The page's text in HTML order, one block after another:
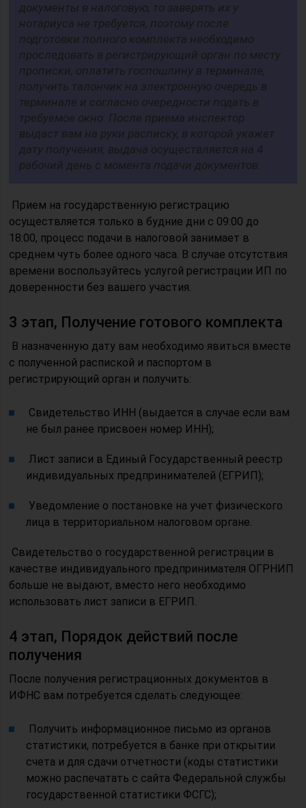
документы в налоговую, то заверять их у
нотариуса не требуется, поэтому после
подготовки полного комплекта необходимо
проследовать в регистрирующий орган по месту
прописки, оплатить госпошлину в терминале,
получить талончик на электронную очередь в
терминале и согласно очередности подать в
требуемое окно. После приема инспектор
выдаст вам на руки расписку, в которой укажет
дату получения, выдача осуществляется на 4
рабочий день с момента подачи документов.
Прием на государственную регистрацию
осуществляется только в будние дни с 09:00 до
18:00, процесс подачи в налоговой занимает в
среднем чуть более одного часа. В случае отсутствия
времени воспользуйтесь услугой регистрации ИП по
доверенности без вашего участия.
3 этап, Получение готового комплекта
В назначенную дату вам необходимо явиться вместе
с полученной распиской и паспортом в
регистрирующий орган и получить:
Свидетельство ИНН (выдается в случае если вам
не был ранее присвоен номер ИНН);
Лист записи в Единый Государственный реестр
индивидуальных предпринимателей (ЕГРИП);
Уведомление о постановке на учет физического
лица в территориальном налоговом органе.
Свидетельство о государственной регистрации в
качестве индивидуального предпринимателя ОГРНИП
больше не выдают, вместо него необходимо
использовать лист записи в ЕГРИП.
4 этап, Порядок действий после
получения
После получения регистрационных документов в
ИФНС вам потребуется сделать следующее:
Получить информационное письмо из органов
статистики, потребуется в банке при открытии
счета и для сдачи отчетности (коды статистики
можно распечатать с сайта Федеральной службы
государственной статистики ФСГС);